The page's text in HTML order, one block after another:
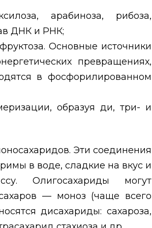
арабиноза, рибоза,
ДНК и РНК;
Основные источники
превращениях,
в фосфорилированном
образуя ди, три- и
Эти соединения
в воде, сладкие на вкус и
Олигосахариды могут
ахаров — моноз (чаще всего
дисахариды: сахароза,